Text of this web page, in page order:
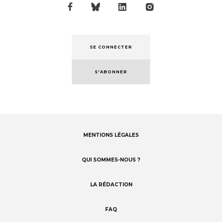
SE CONNECTER
S'ABONNER
MENTIONS LÉGALES
QUI SOMMES-NOUS ?
LA RÉDACTION
FAQ